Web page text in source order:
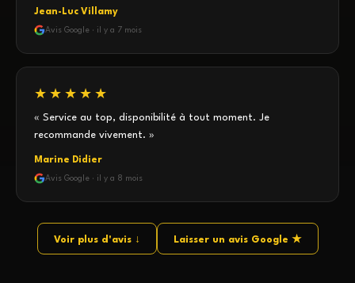
Jean-Luc Villamy
Avis Google · il y a 7 mois
★★★★★
« Service au top, disponibilité à tout moment. Je
recommande vivement. »
Marine Didier
Avis Google · il y a 8 mois
Voir plus d'avis ↓ Laisser un avis Google ★